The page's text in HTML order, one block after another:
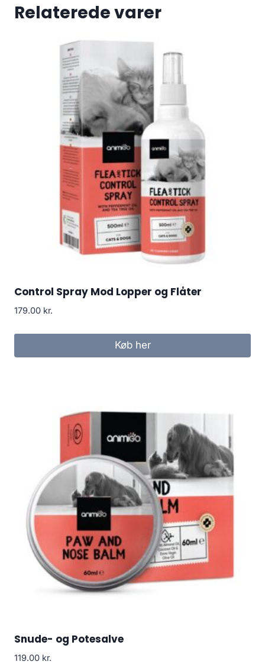
Relaterede varer
Control Spray Mod Lopper og Flåter
179.00 kr.
Køb her
Snude- og Potesalve
119.00 kr.